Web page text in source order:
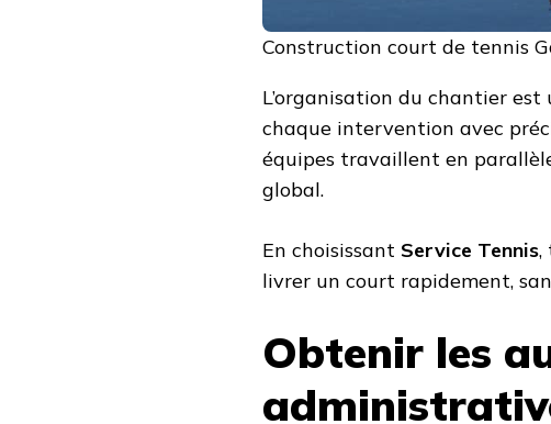
Construction court de tennis
L’organisation du chantier
chaque intervention avec
équipes travaillent en
global.
En choisissant Service Tennis,
livrer un court rapidement,
Obtenir les